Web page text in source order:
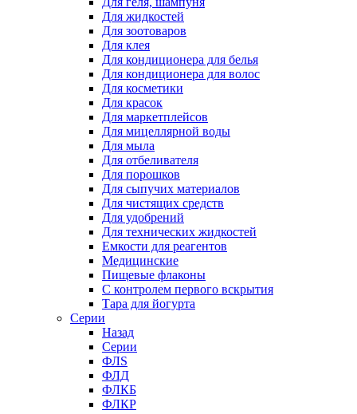
Для жидкостей
Для зоотоваров
Для клея
Для кондиционера для белья
Для кондиционера для волос
Для косметики
Для красок
Для маркетплейсов
Для мицеллярной воды
Для мыла
Для отбеливателя
Для порошков
Для сыпучих материалов
Для чистящих средств
Для удобрений
Для технических жидкостей
Емкости для реагентов
Медицинские
Пищевые флаконы
С контролем первого вскрытия
Тара для йогурта
Серии
Назад
Серии
ФЛS
ФЛД
ФЛКБ
ФЛКР